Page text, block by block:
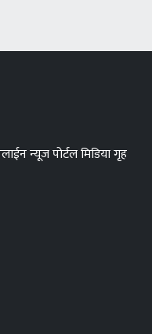
न्यूज पोर्टल मिडिया गृह